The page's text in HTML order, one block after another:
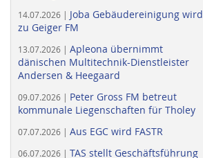
14.07.2026 | Joba Gebäudereinigung wird
zu Geiger FM
13.07.2026 | Apleona übernimmt
dänischen Multitechnik-Dienstleister
Andersen & Heegaard
09.07.2026 | Peter Gross FM betreut
kommunale Liegenschaften für Tholey
07.07.2026 | Aus EGC wird FASTR
06.07.2026 | TAS stellt Geschäftsführung